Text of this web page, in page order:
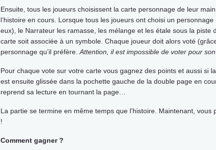
Ensuite, tous les joueurs choisissent la carte personnage de leur
l’histoire en cours. Lorsque tous les joueurs ont choisi un
eux), le Narrateur les ramasse, les mélange et les étale sous la piste
carte soit associée à un symbole. Chaque joueur doit alors voté
personnage qu’il préfère. Attention, il est impossible de voter pour
Pour chaque vote sur votre carte vous gagnez des points et aussi si
est ensuite glissée dans la pochette gauche de la double page en
reprend sa lecture en tournant la page…
La partie se termine en même temps que l’histoire. Maintenant, vous
!
Comment gagner ?